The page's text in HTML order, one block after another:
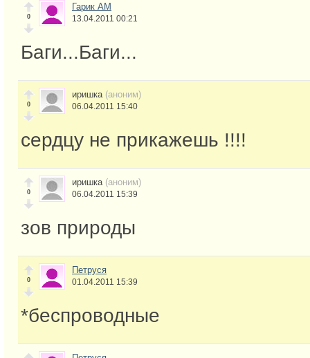
0
Гарик АМ
13.04.2011 00:21
Баги...Баги...
0
иришка (аноним)
06.04.2011 15:40
сердцу не прикажешь !!!!
0
иришка (аноним)
06.04.2011 15:39
зов природы
0
Петруся
01.04.2011 15:39
*беспроводные